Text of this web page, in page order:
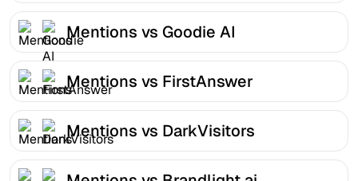
Mentions vs Goodie AI
Mentions vs FirstAnswer
Mentions vs DarkVisitors